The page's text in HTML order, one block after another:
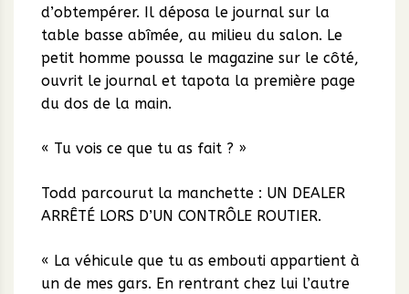
d’obtempérer. Il déposa le journal sur la
table basse abîmée, au milieu du salon. Le
petit homme poussa le magazine sur le côté,
ouvrit le journal et tapota la première page
du dos de la main.
« Tu vois ce que tu as fait ? »
Todd parcourut la manchette : UN DEALER
ARRÊTÉ LORS D’UN CONTRÔLE ROUTIER.
« La véhicule que tu as embouti appartient à
un de mes gars. En rentrant chez lui l’autre